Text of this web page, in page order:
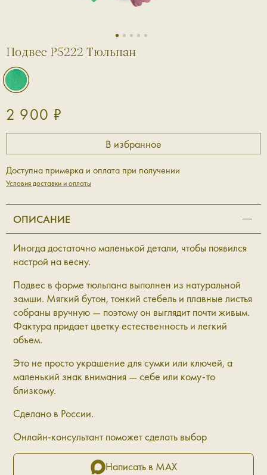
1 2 3 4 5
Подвес P5222 Тюльпан
2 900 ₽
Доступна примерка и оплата при получении
Условия доставки и оплаты
ОПИСАНИЕ
Иногда достаточно маленькой детали, чтобы появился
настрой на весну.
Подвес в форме тюльпана выполнен из натуральной
замши. Мягкий бутон, тонкий стебель и плавные листья
собраны вручную — поэтому он выглядит почти живым.
Фактура придает цветку естественность и легкий
объем.
Это не просто украшение для сумки или ключей, а
маленький знак внимания — себе или кому-то
близкому.
Сделано в России.
Онлайн-консультант поможет сделать выбор
Написать в MAX